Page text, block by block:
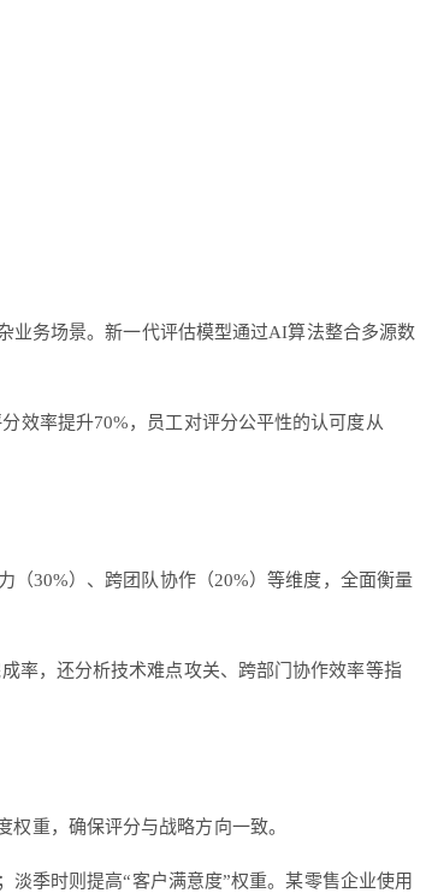
业务场景。新一代评估模型通过AI算法整合多源数
效率提升70%，员工对评分公平性的认可度从
（30%）、跨团队协作（20%）等维度，全面衡量
率，还分析技术难点攻关、跨部门协作效率等指
重，确保评分与战略方向一致。
季时则提高“客户满意度”权重。某零售企业使用